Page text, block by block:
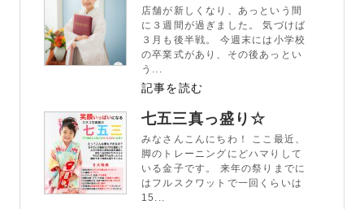
店舗が新しくなり、あっという間
に３週間が過ぎました。 気づけば
３月も後半戦。 今週末には小学校
の卒業式があり、その後あっとい
う...
記事を読む
七五三真っ盛り☆
みなさんこんにちわ！ ここ最近、
脚のトレーニングにどハマりして
いる金子です。 来年の祭りまでに
はフルスクワットで一回くらいは
15...